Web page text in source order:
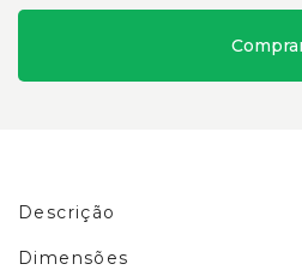
Descrição
Campânula de Sucção
Dimensões